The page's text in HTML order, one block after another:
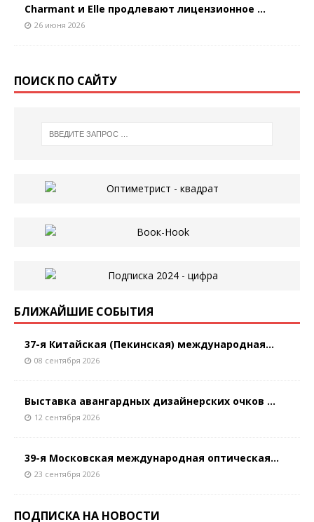
Charmant и Elle продлевают лицензионное ...
26 июня 2026
ПОИСК ПО САЙТУ
БЛИЖАЙШИЕ СОБЫТИЯ
37-я Китайская (Пекинская) международная...
08 сентября 2026
Выставка авангардных дизайнерских очков ...
12 сентября 2026
39-я Московская международная оптическая...
23 сентября 2026
ПОДПИСКА НА НОВОСТИ